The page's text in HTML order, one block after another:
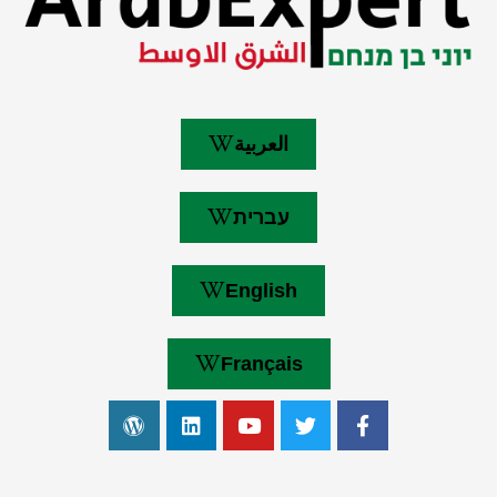
العربية
עברית
English
Français